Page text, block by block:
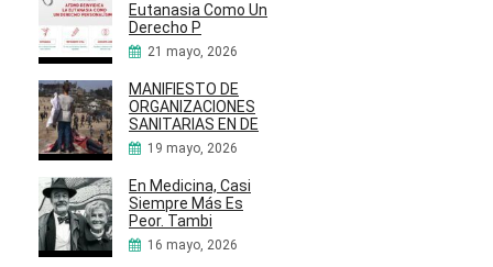
Eutanasia Como Un
Derecho P
21 mayo, 2026
MANIFIESTO DE
ORGANIZACIONES
SANITARIAS EN DE
19 mayo, 2026
En Medicina, Casi
Siempre Más Es
Peor. Tambi
16 mayo, 2026